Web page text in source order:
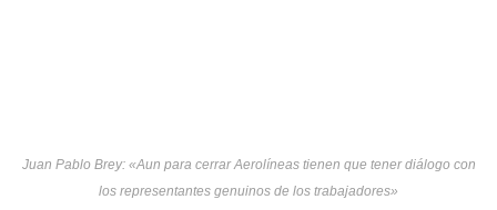
Juan Pablo Brey: «Aun para cerrar Aerolíneas tienen que tener diálogo con
los representantes genuinos de los trabajadores»